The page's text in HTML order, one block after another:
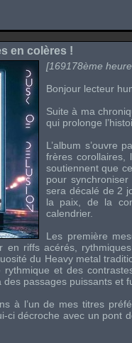
en colères !
[169178ème
Bonjour lecteur
Suite à ma
qui prolonge
L’album s’ouvre
frères corollaires,
soutiennent que
pour
sera décalé de 2
la paix, de la
calendrier.
Les première
en riffs acérés,
du Heavy metal
et des
passages puissants et
à l’un de mes titres
ci décroche avec un pont